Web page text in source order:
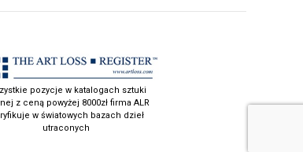
pozycje w katalogach sztuki
z ceną powyżej 8000zł firma ALR
w światowych bazach dzieł
utraconych